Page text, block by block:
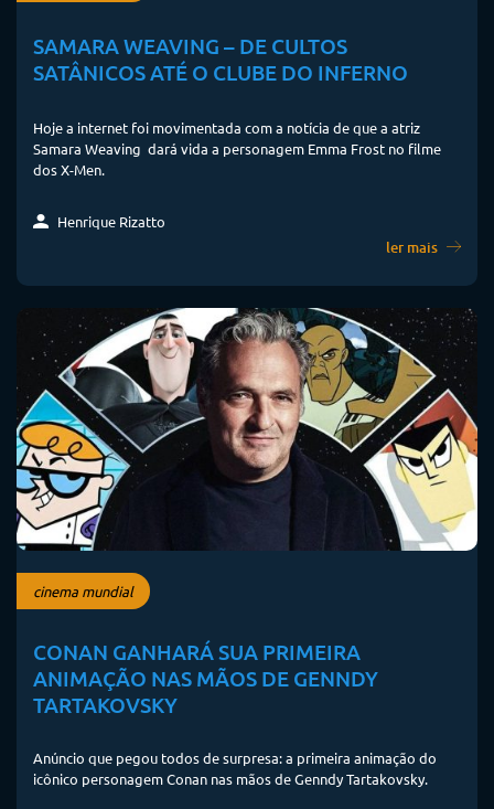
SAMARA WEAVING – DE CULTOS
SATÂNICOS ATÉ O CLUBE DO INFERNO
Hoje a internet foi movimentada com a notícia de que a atriz
Samara Weaving dará vida a personagem Emma Frost no filme
dos X-Men.
Henrique Rizatto
ler mais
cinema mundial
CONAN GANHARÁ SUA PRIMEIRA
ANIMAÇÃO NAS MÃOS DE GENNDY
TARTAKOVSKY
Anúncio que pegou todos de surpresa: a primeira animação do
icônico personagem Conan nas mãos de Genndy Tartakovsky.